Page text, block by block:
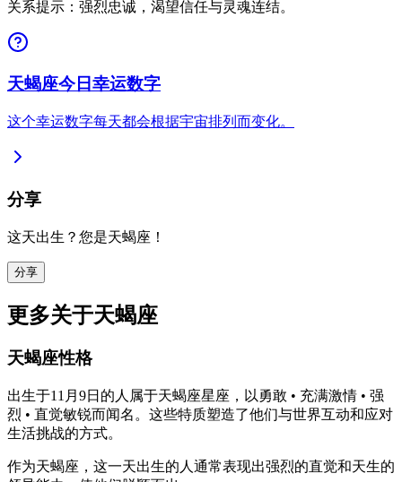
关系提示：强烈忠诚，渴望信任与灵魂连结。
天蝎座今日幸运数字
这个幸运数字每天都会根据宇宙排列而变化。
分享
这天出生？您是天蝎座！
分享
更多关于天蝎座
天蝎座性格
出生于11月9日的人属于天蝎座星座，以勇敢 • 充满激情 • 强
烈 • 直觉敏锐而闻名。这些特质塑造了他们与世界互动和应对
生活挑战的方式。
作为天蝎座，这一天出生的人通常表现出强烈的直觉和天生的